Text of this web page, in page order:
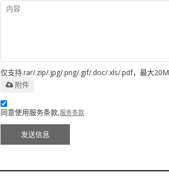
仅支持.rar/.zip/.jpg/.png/.gif/.doc/.xls/.pdf，最大20M
附件
同意使用服务条款,服务条款
发送信息